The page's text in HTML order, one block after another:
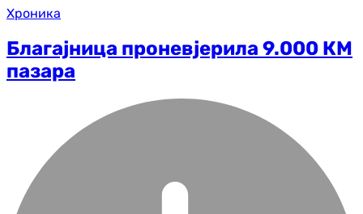
Хроника
Благајница проневјерила 9.000 КМ
пазара